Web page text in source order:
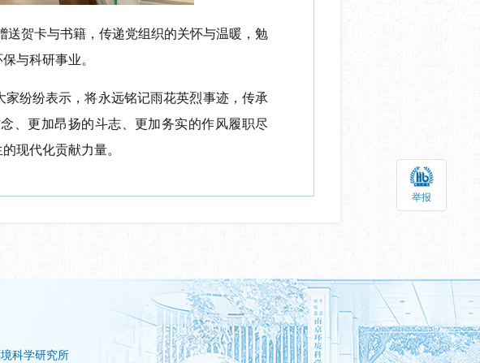
送贺卡与书籍，传递党组织的关怀与温暖，勉
与科研事业。
纷纷表示，将永远铭记雨花英烈事迹，传承
、更加昂扬的斗志、更加务实的作风履职尽
现代化贡献力量。
科学研究所
举报